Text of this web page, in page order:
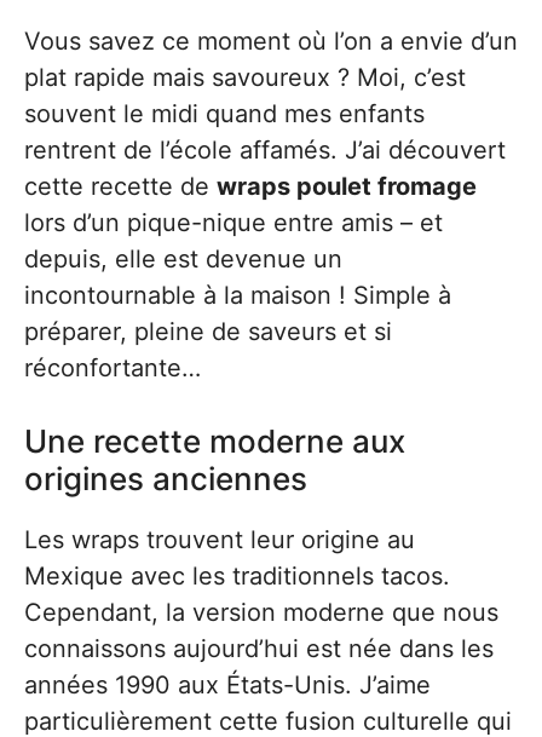
Vous savez ce moment où l’on a envie d’un
plat rapide mais savoureux ? Moi, c’est
souvent le midi quand mes enfants
rentrent de l’école affamés. J’ai découvert
cette recette de wraps poulet fromage
lors d’un pique-nique entre amis – et
depuis, elle est devenue un
incontournable à la maison ! Simple à
préparer, pleine de saveurs et si
réconfortante…
Une recette moderne aux
origines anciennes
Les wraps trouvent leur origine au
Mexique avec les traditionnels tacos.
Cependant, la version moderne que nous
connaissons aujourd’hui est née dans les
années 1990 aux États-Unis. J’aime
particulièrement cette fusion culturelle qui